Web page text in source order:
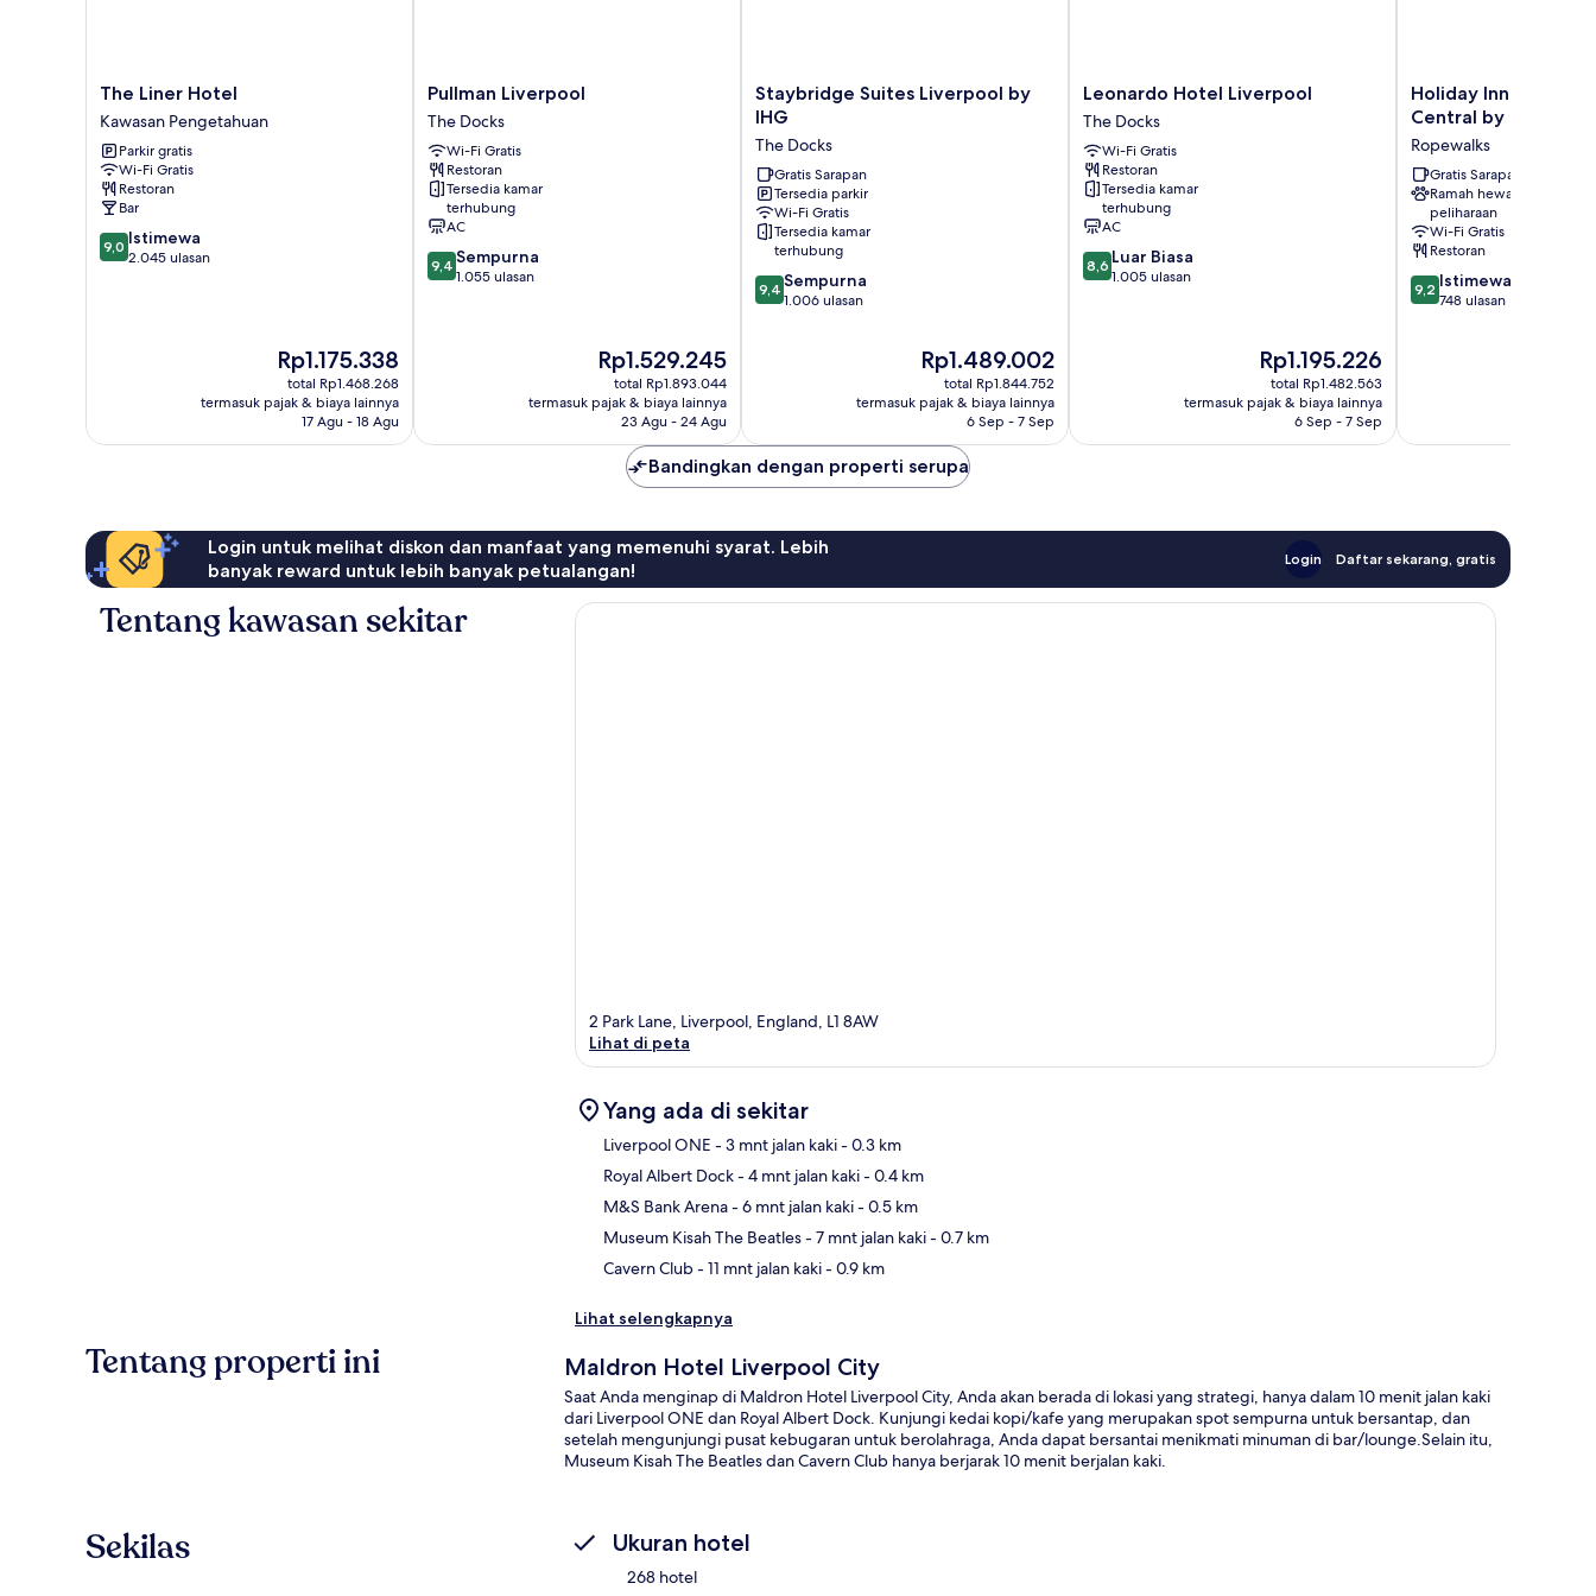
The
Liner
Hotel
Kawasan
Pengetahuan
The Liner Hotel
Kawasan Pengetahuan
Parkir gratis
Wi-Fi Gratis
Restoran
Bar
9.0
dari
9,0 Istimewa
2.045 ulasan
Harga
sekarang
Rp1.175.338
Rp1.175.338
total Rp1.468.268
termasuk pajak & biaya lainnya
17 Agu - 18 Agu
Pullman
Liverpool
The
Docks
Pullman Liverpool
The Docks
Wi-Fi Gratis
Restoran
Tersedia kamar
terhubung
AC
9.4
dari
9,4 Sempurna
1.055 ulasan
Harga
sekarang
Rp1.529.245
Rp1.529.245
total Rp1.893.044
termasuk pajak & biaya lainnya
23 Agu - 24 Agu
Staybridge
Suites
by
IHG
The
Docks
Staybridge Suites Liverpool by
IHG
The Docks
Gratis Sarapan
Tersedia parkir
Wi-Fi Gratis
Tersedia kamar
terhubung
9.4
dari
9,4 Sempurna
1.006 ulasan
Harga
sekarang
Rp1.489.002
Rp1.489.002
total Rp1.844.752
termasuk pajak & biaya lainnya
6 Sep - 7 Sep
Leonardo
Hotel
Liverpool
The
Docks
Leonardo Hotel Liverpool
The Docks
Wi-Fi Gratis
Restoran
Tersedia kamar
terhubung
AC
8.6
dari
8,6 Luar Biasa
1.005 ulasan
Harga
sekarang
Rp1.195.226
Rp1.195.226
total Rp1.482.563
termasuk pajak & biaya lainnya
6 Sep - 7 Sep
Holiday
Inn
Liverpool
Central
by
IHG
Ropewalks
Holiday Inn Express
Central by IHG
Ropewalks
Gratis Sarapan
Ramah hewan
peliharaan
Wi-Fi Gratis
Restoran
9.2
dari
9,2 Istimewa
748 ulasan
Bandingkan dengan properti serupa
Login untuk melihat diskon dan manfaat yang memenuhi syarat. Lebih
banyak reward untuk lebih banyak petualangan!
Login Daftar sekarang, gratis
Tentang kawasan sekitar
2 Park Lane, Liverpool, England, L1 8AW
Lihat di peta
Yang ada di sekitar
Liverpool ONE - 3 mnt jalan kaki- 0.3 km
Royal Albert Dock- 4 mnt jalan kaki- 0.4 km
M&S Bank Arena- 6 mnt jalan kaki- 0.5 km
Museum Kisah The Beatles- 7 mnt jalan kaki- 0.7 km
Cavern Club- 11 mnt jalan kaki- 0.9 km
Lihat selengkapnya
Tentang properti ini Maldron Hotel Liverpool City
Saat Anda menginap di Maldron Hotel Liverpool City, Anda akan berada di lokasi yang strategi, hanya dalam 10 menit jalan kaki
dari Liverpool ONE dan Royal Albert Dock. Kunjungi kedai kopi/kafe yang merupakan spot sempurna untuk bersantap, dan
setelah mengunjungi pusat kebugaran untuk berolahraga, Anda dapat bersantai menikmati minuman di bar/lounge.Selain itu,
Museum Kisah The Beatles dan Cavern Club hanya berjarak 10 menit berjalan kaki.
Sekilas Ukuran hotel
268 hotel